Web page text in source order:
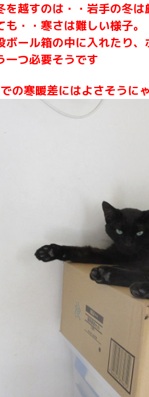
を越すのは・・岩手の冬
・・寒さは難しい様子。
ボール箱の中に入れたり
一つ必要そうです
の寒暖差にはよさそうに